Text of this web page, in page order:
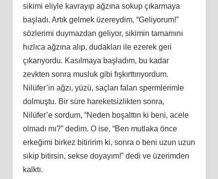
sikimi eliyle kavrayıp ağzına sokup çıkarmaya
başladı. Artık gelmek üzereydim, “Geliyorum!”
sözlerimi duymazdan geliyor, sikimin tamamını
hızlıca ağzına alıp, dudakları ile ezerek geri
çıkarıyordu. Kasılmaya başladım, bu kadar
zevkten sonra musluk gibi fışkırttırıyordum.
Nilüfer’in ağzı, yüzü, saçları falan spermlerimle
dolmuştu. Bir süre hareketsizlikten sonra,
Nilüfer’e sordum, “Neden boşalttın ki beni, acele
olmadı mı?” dedim. O ise, “Ben mutlaka önce
erkeğimi birkez bitiririm ki, sonra o beni uzun uzun
sikip bitirsin, sekse doyayım!” dedi ve üzerimden
kalktı.